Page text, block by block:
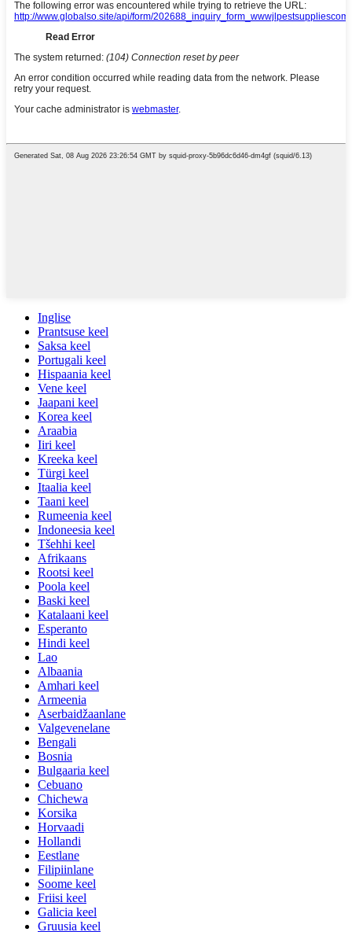
Inglise
Prantsuse keel
Saksa keel
Portugali keel
Hispaania keel
Vene keel
Jaapani keel
Korea keel
Araabia
Iiri keel
Kreeka keel
Türgi keel
Itaalia keel
Taani keel
Rumeenia keel
Indoneesia keel
Tšehhi keel
Afrikaans
Rootsi keel
Poola keel
Baski keel
Katalaani keel
Esperanto
Hindi keel
Lao
Albaania
Amhari keel
Armeenia
Aserbaidžaanlane
Valgevenelane
Bengali
Bosnia
Bulgaaria keel
Cebuano
Chichewa
Korsika
Horvaadi
Hollandi
Eestlane
Filipiinlane
Soome keel
Friisi keel
Galicia keel
Gruusia keel